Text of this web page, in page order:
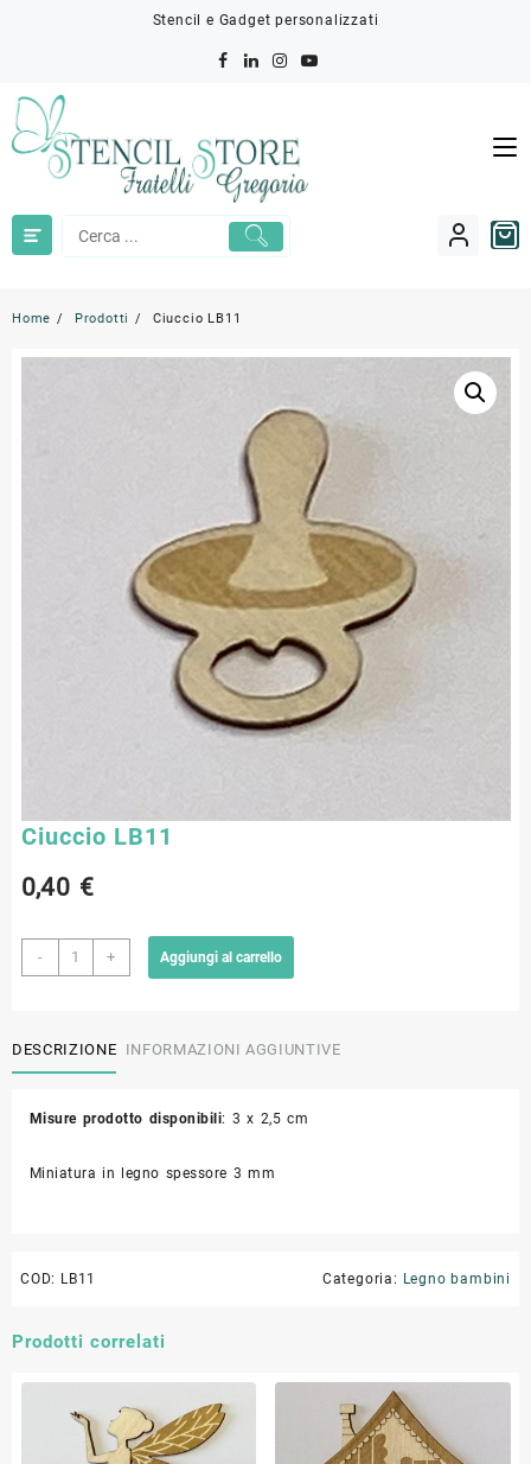
Stencil e Gadget personalizzati
Home Prodotti Ciuccio LB11
Ciuccio LB11
0,40 €
-
Ciuccio
LB11
+ Aggiungi al carrello
DESCRIZIONE INFORMAZIONI AGGIUNTIVE
Misure prodotto disponibili: 3 x 2,5 cm
Miniatura in legno spessore 3 mm
COD: LB11 Categoria: Legno bambini
Prodotti correlati